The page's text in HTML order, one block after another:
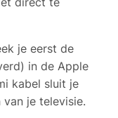
je eerst de
in de Apple
kabel sluit je
je televisie.